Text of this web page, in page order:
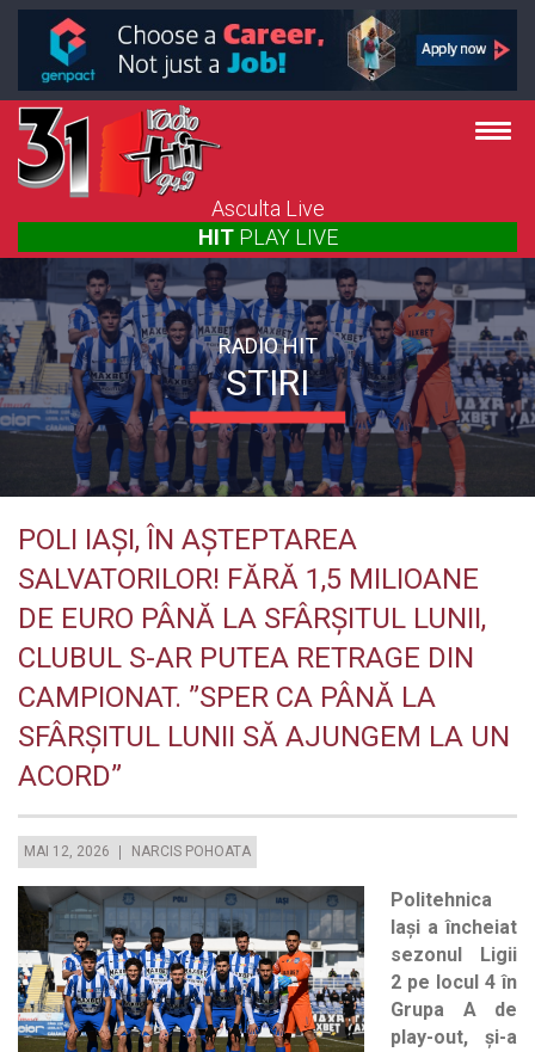
Asculta Live
HIT PLAY LIVE
RADIO HIT
STIRI
POLI IAȘI, ÎN AȘTEPTAREA
SALVATORILOR! FĂRĂ 1,5 MILIOANE
DE EURO PÂNĂ LA SFÂRȘITUL LUNII,
CLUBUL S-AR PUTEA RETRAGE DIN
CAMPIONAT. ”SPER CA PÂNĂ LA
SFÂRȘITUL LUNII SĂ AJUNGEM LA UN
ACORD”
MAI 12, 2026 NARCIS POHOATA
Politehnica
Iași a încheiat
sezonul Ligii
2 pe locul 4 în
Grupa A de
play-out, și-a